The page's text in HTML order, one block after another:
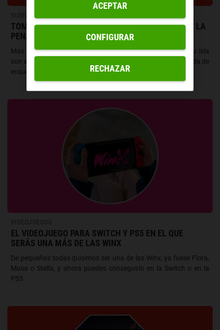
VIDEOJUEGOS
TOMODACHI LIFE: UNA VIDA DE ENSUEÑO MERECE LA
PENA: GUÍA, NOVEDADES Y OPINIÓN
Más personalización, nuevos edificios y poder modificar tu isla
son algunas de las joyitas que trae el Tomodachi Life: Una vida de
ensueño a Nintendo Switch.
EL VIDEOJUEGO PARA SWITCH Y PS5 EN EL QUE
SERÁS UNA MÁS DE LAS WINX
De pequeñas todas quisimos ser una de las Winx, ya fuese Flora,
Musa o Stella, y ahora puedes conseguirlo en la Switch o en la
PS5.
RECHAZAR
ACEPTAR
CONFIGURAR